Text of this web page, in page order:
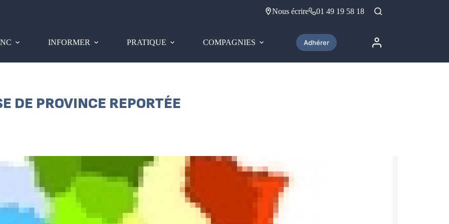
Nous écrire 01 49 19 58 18
INFORMER PRATIQUE COMPAGNIES Adhérer
DE PROVINCE REPORTÉE